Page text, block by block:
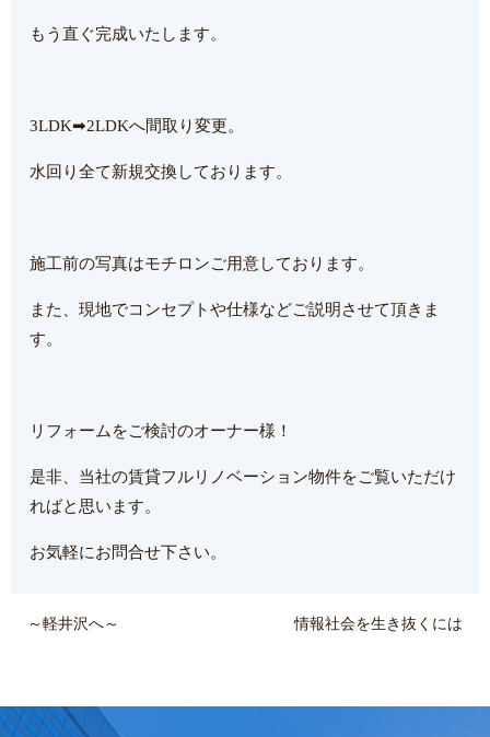
もう直ぐ完成いたします。
3LDK➡2LDKへ間取り変更。
水回り全て新規交換しております。
施工前の写真はモチロンご用意しております。
また、現地でコンセプトや仕様などご説明させて頂きま
す。
リフォームをご検討のオーナー様！
是非、当社の賃貸フルリノベーション物件をご覧いただけ
ればと思います。
お気軽にお問合せ下さい。
～軽井沢へ～ 情報社会を生き抜くには